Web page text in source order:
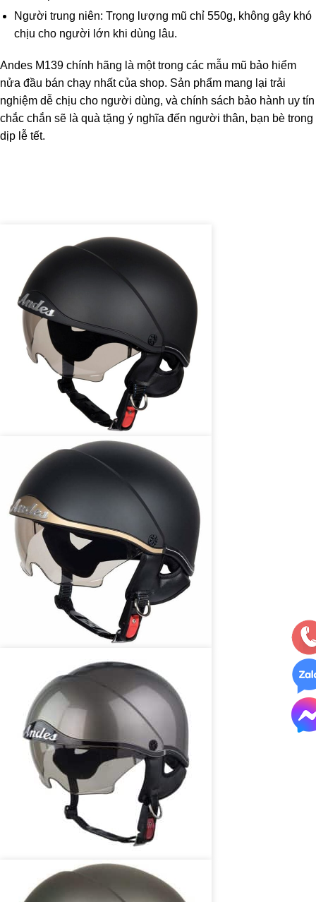
Người trung niên: Trọng lượng mũ chỉ 550g, không gây khó
chịu cho người lớn khi dùng lâu.
Andes M139 chính hãng là một trong các mẫu mũ bảo hiểm
nửa đầu bán chạy nhất của shop. Sản phẩm mang lại trải
nghiệm dễ chịu cho người dùng, và chính sách bảo hành uy tín
chắc chắn sẽ là quà tặng ý nghĩa đến người thân, bạn bè trong
dịp lễ tết.